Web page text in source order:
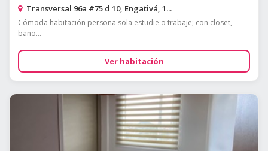
Transversal 96a #75 d 10, Engativá, 1...
Cómoda habitación persona sola estudie o trabaje; con closet,
baño...
Ver habitación